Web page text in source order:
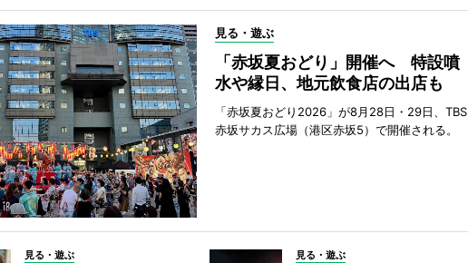
見る・遊ぶ
「赤坂夏おどり」開催へ 特設噴
水や縁日、地元飲食店の出店も
「赤坂夏おどり2026」が8月28日・29日、TBS
赤坂サカス広場（港区赤坂5）で開催される。
見る・遊ぶ 見る・遊ぶ